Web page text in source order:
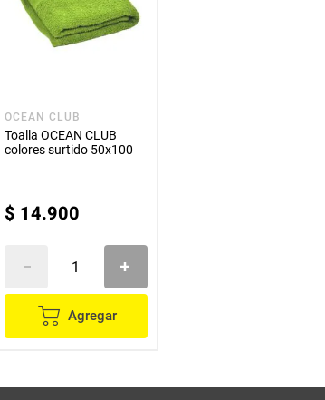
OCEAN CLUB
Toalla OCEAN CLUB
colores surtido 50x100
$ 14.900
Agregar